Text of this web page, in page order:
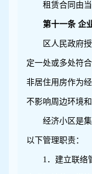
租赁合同由
第十一条 企
区人民政府
定一处或多处符
非居住用房作为
不影响周边环境
经济小区是
以下管理职责：
1 ．建立联络